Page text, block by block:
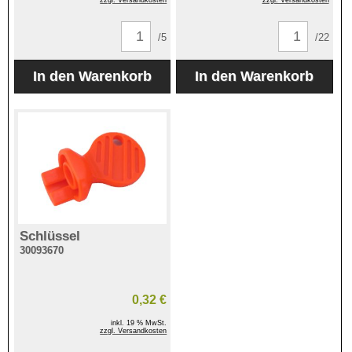
/5 /22
Schlüssel
30093670
0,32 €
inkl. 19 % MwSt.
zzgl. Versandkosten